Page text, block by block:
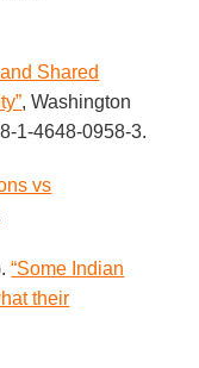
Shared
, Washington
1-4648-0958-3.
vs
“Some Indian
their